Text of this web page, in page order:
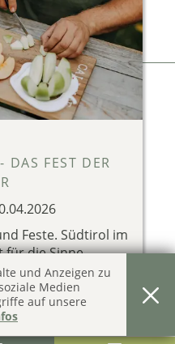
und Anzeigen zu
Medien
auf unsere
& Cookies
DAS FEST DER
Feste. Südtirol im
für die Sinne.
LANA 2026